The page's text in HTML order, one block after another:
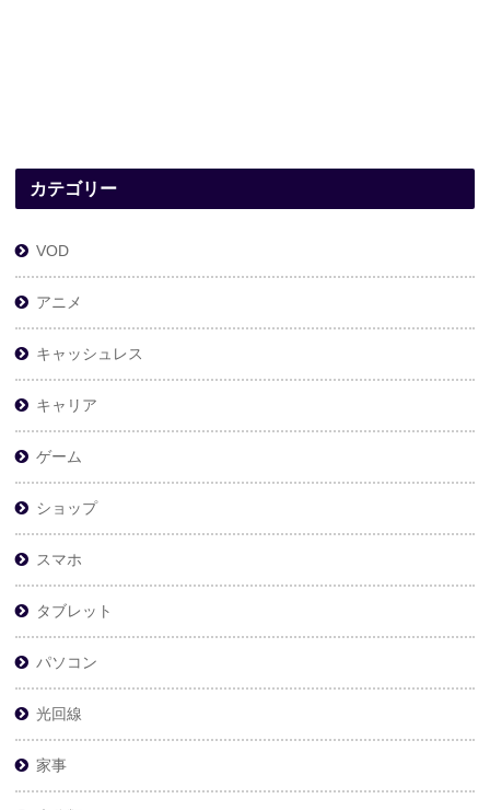
カテゴリー
VOD
アニメ
キャッシュレス
キャリア
ゲーム
ショップ
スマホ
タブレット
パソコン
光回線
家事